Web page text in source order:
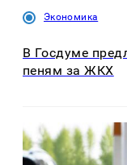
Экономика
В Госдуме
пеням за ЖКХ